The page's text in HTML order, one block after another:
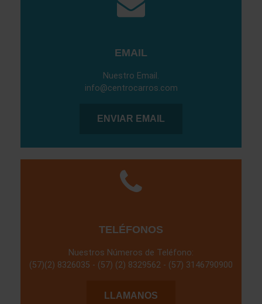
EMAIL
Nuestro Email.
info@centrocarros.com
ENVIAR EMAIL
TELÉFONOS
Nuestros Números de Teléfono:
(57)(2) 8326035 - (57) (2) 8329562 - (57) 3146790900
LLAMANOS